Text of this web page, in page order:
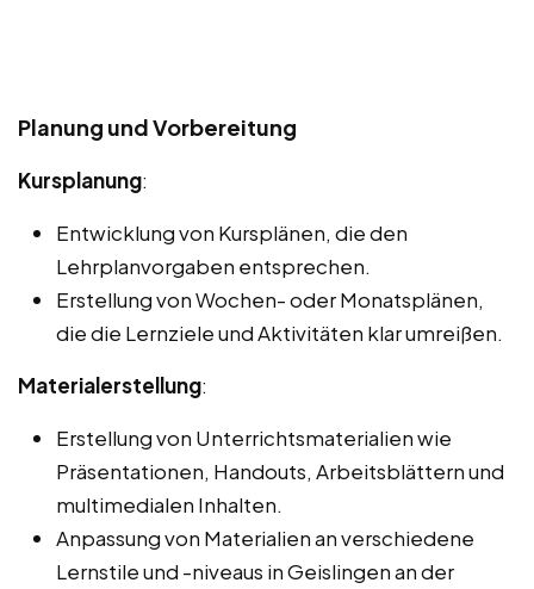
Planung und Vorbereitung
Kursplanung:
Entwicklung von Kursplänen, die den
Lehrplanvorgaben entsprechen.
Erstellung von Wochen- oder Monatsplänen,
die die Lernziele und Aktivitäten klar umreißen.
Materialerstellung:
Erstellung von Unterrichtsmaterialien wie
Präsentationen, Handouts, Arbeitsblättern und
multimedialen Inhalten.
Anpassung von Materialien an verschiedene
Lernstile und -niveaus in Geislingen an der